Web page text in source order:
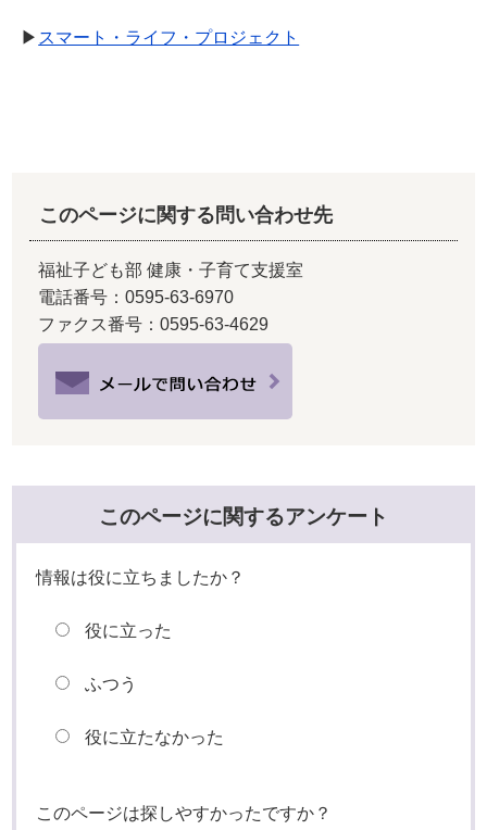
▶ スマート・ライフ・プロジェクト
このページに関する問い合わせ先
福祉子ども部 健康・子育て支援室
電話番号：0595-63-6970
ファクス番号：0595-63-4629
このページに関するアンケート
情報は役に立ちましたか？
役に立った
ふつう
役に立たなかった
このページは探しやすかったですか？